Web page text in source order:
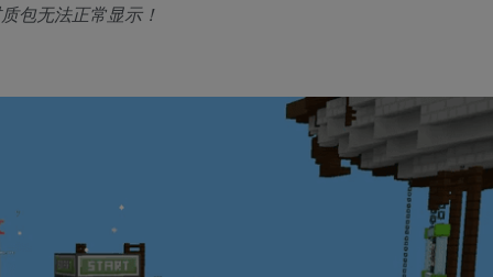
包无法正常显示！